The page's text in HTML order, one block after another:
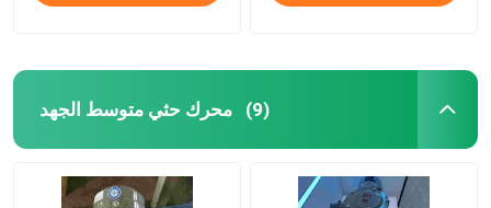
محرك حثي متوسط ​​الجهد (9)